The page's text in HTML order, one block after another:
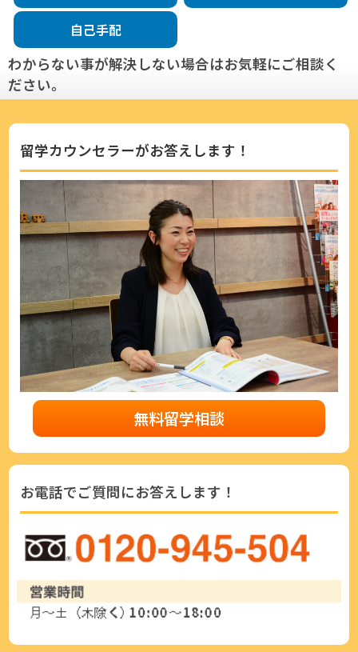
自己手配
わからない事が解決しない場合はお気軽にご相談く
ださい。
留学カウンセラーがお答えします！
無料留学相談
お電話でご質問にお答えします！